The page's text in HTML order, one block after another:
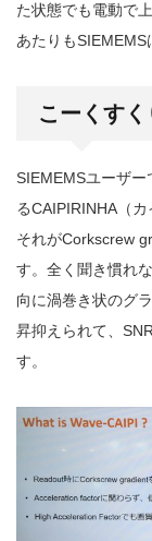
た状態でも電動で
あたりもSIEMEMS
こーくす
SIEMEMSユーザ
るCAIPIRINHA（
それがCorkscrew
す。全く聞き慣れ
向に渦巻き状のグ
昇抑えられて、
す。